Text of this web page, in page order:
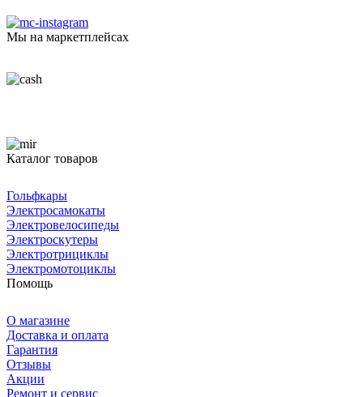
Мы на маркетплейсах
Каталог товаров
Гольфкары
Электросамокаты
Электровелосипеды
Электроскутеры
Электротрициклы
Электромотоциклы
Помощь
О магазине
Доставка и оплата
Гарантия
Отзывы
Акции
Ремонт и сервис